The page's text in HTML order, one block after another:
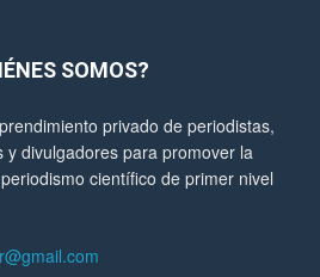
SOMOS?
privado de periodistas,
y divulgadores para promover la
científico de primer nivel